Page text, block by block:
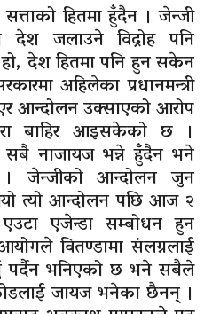
हितमा हुँदैन । जेन्जी
देश जलाउने विद्रोह पनि
देश हितमा पनि हुन सकेन
अहिलेका प्रधानमन्त्री
आन्दोलन उक्साएको आरोप
बाहिर आइसकेको छ ।
सबै नाजायज भन्ने हुँदैन भने
जेन्जीको आन्दोलन जुन
त्यो आन्दोलन पछि आज २
एउटा एजेन्डा सम्बोधन हुन
वितण्डामा संलग्नलाई
पर्दैन भनिएको छ भने सबैले
जायज भनेका छैनन् ।